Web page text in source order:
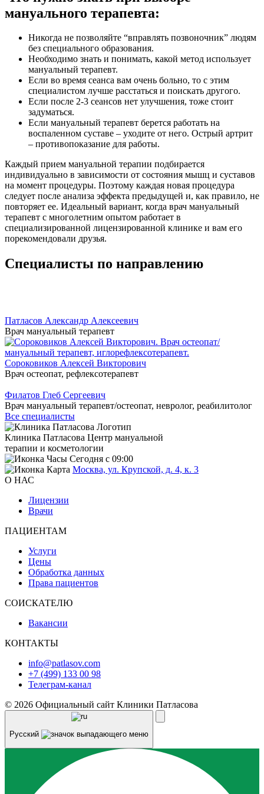
мануального терапевта:
Никогда не позволяйте “вправлять позвоночник” людям
без специального образования.
Необходимо знать и понимать, какой метод использует
мануальный терапевт.
Если во время сеанса вам очень больно, то с этим
специалистом лучше расстаться и поискать другого.
Если после 2-3 сеансов нет улучшения, тоже стоит
задуматься.
Если мануальный терапевт берется работать на
воспаленном суставе – уходите от него. Острый артрит
– противопоказание для работы.
Каждый прием мануальной терапии подбирается
индивидуально в зависимости от состояния мышц и суставов
на момент процедуры. Поэтому каждая новая процедура
следует после анализа эффекта предыдущей и, как правило, не
повторяет ее. Идеальный вариант, когда врач мануальный
терапевт с многолетним опытом работает в
специализированной лицензированной клинике и вам его
порекомендовали друзья.
Специалисты по направлению
Патласов Александр Алексеевич
Врач мануальный терапевт
Сороковиков Алексей Викторович
Врач остеопат, рефлексотерапевт
Филатов Глеб Сергеевич
Врач мануальный терапевт/остеопат, невролог, реабилитолог
Все специалисты
Клиника Патласова Центр мануальной
терапии и косметологии
Сегодня с 09:00
Москва, ул. Крупской, д. 4, к. 3
О НАС
Лицензии
Врачи
ПАЦИЕНТАМ
Услуги
Цены
Обработка данных
Права пациентов
СОИСКАТЕЛЮ
Вакансии
КОНТАКТЫ
info@patlasov.com
+7 (499) 133 00 98
Телеграм-канал
© 2026 Официальный сайт Клиники Патласова
Русский